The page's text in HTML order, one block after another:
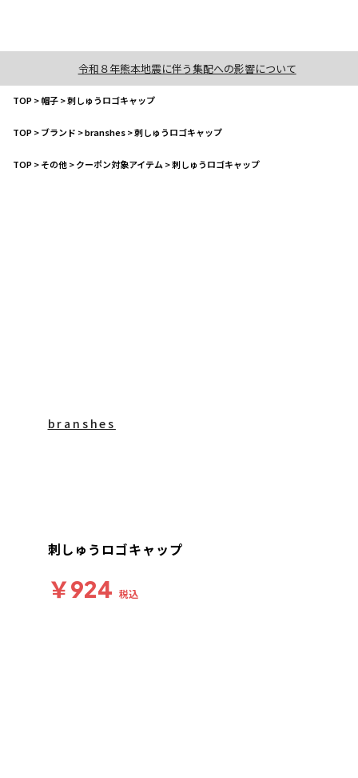
令和８年熊本地震に伴う集配への影響について
TOP>帽子>刺しゅうロゴキャップ
TOP>ブランド >branshes>刺しゅうロゴキャップ
TOP>その他>クーポン対象アイテム >刺しゅうロゴキャップ
branshes
刺しゅうロゴキャップ
￥924 税込